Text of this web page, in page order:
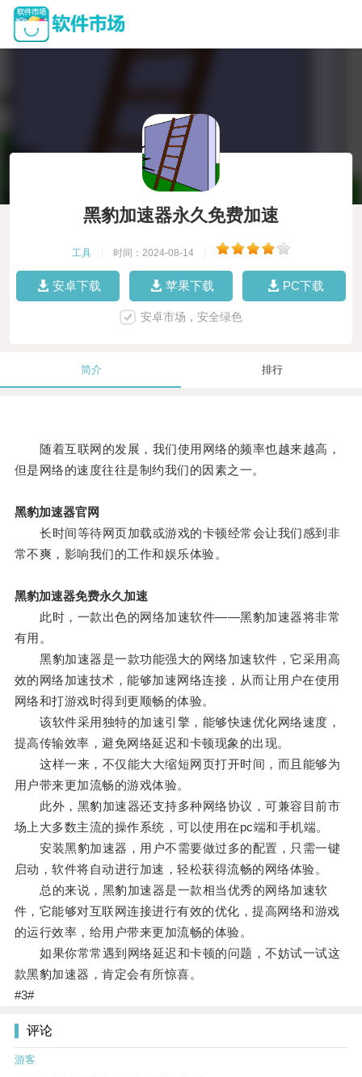
黑豹加速器永久免费加速
工具 时间：2024-08-14
安卓下载 苹果下载 PC下载
安卓市场，安全绿色
简介 排行
随着互联网的发展，我们使用网络的频率也越来越高，
但是网络的速度往往是制约我们的因素之一。
黑豹加速器官网
长时间等待网页加载或游戏的卡顿经常会让我们感到非
常不爽，影响我们的工作和娱乐体验。
黑豹加速器免费永久加速
此时，一款出色的网络加速软件——黑豹加速器将非常
有用。
黑豹加速器是一款功能强大的网络加速软件，它采用高
效的网络加速技术，能够加速网络连接，从而让用户在使用
网络和打游戏时得到更顺畅的体验。
该软件采用独特的加速引擎，能够快速优化网络速度，
提高传输效率，避免网络延迟和卡顿现象的出现。
这样一来，不仅能大大缩短网页打开时间，而且能够为
用户带来更加流畅的游戏体验。
此外，黑豹加速器还支持多种网络协议，可兼容目前市
场上大多数主流的操作系统，可以使用在pc端和手机端。
安装黑豹加速器，用户不需要做过多的配置，只需一键
启动，软件将自动进行加速，轻松获得流畅的网络体验。
总的来说，黑豹加速器是一款相当优秀的网络加速软
件，它能够对互联网连接进行有效的优化，提高网络和游戏
的运行效率，给用户带来更加流畅的体验。
如果你常常遇到网络延迟和卡顿的问题，不妨试一试这
款黑豹加速器，肯定会有所惊喜。
#3#
评论
游客